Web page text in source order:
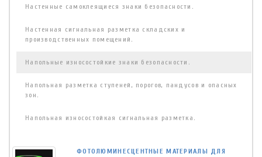
Настенные самоклеящиеся знаки безопасности.
Настенная сигнальная разметка складских и
производственных помещений.
Напольные износостойкие знаки безопасности.
Напольная разметка ступеней, порогов, пандусов и опасных
зон.
Напольная износостойкая сигнальная разметка.
ФОТОЛЮМИНЕСЦЕНТНЫЕ МАТЕРИАЛЫ ДЛЯ